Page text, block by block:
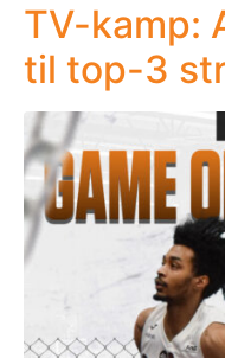
TV-kamp:
til top-3